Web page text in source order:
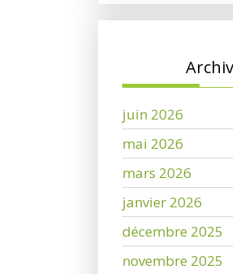
juin 2026
mai 2026
mars 2026
janvier 2026
décembre 2025
novembre 2025